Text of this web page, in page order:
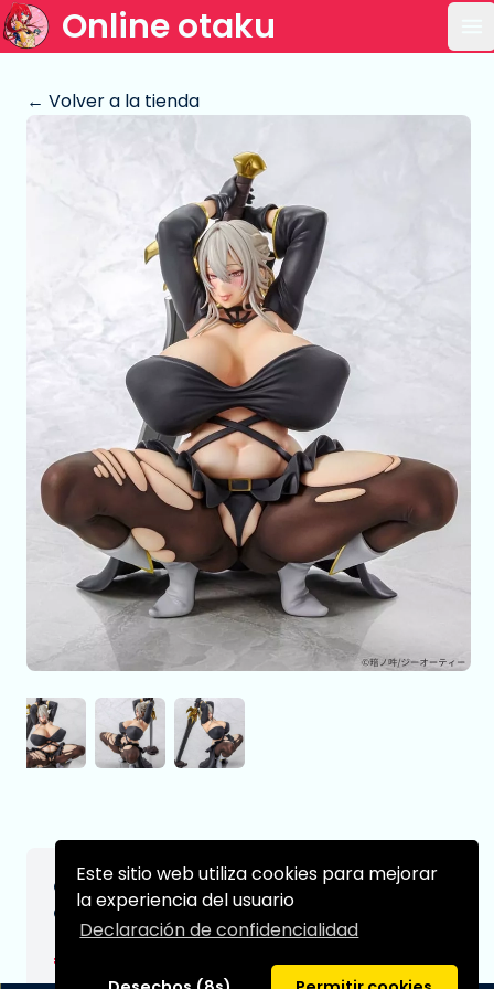
Este sitio web utiliza cookies para mejorar
la experiencia del usuario
Declaración de confidencialidad
Online otaku
← Volver a la tienda
Original Character Estatua 1/5 Harem
Quest Me - Noir 20 cm
€294,99 [Sujeto a cambios]